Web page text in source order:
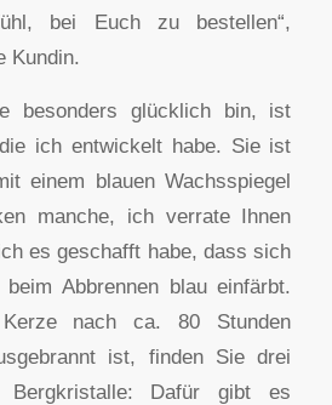
bei Euch zu bestellen“,
Kundin.
besonders glücklich bin, ist
ich entwickelt habe. Sie ist
einem blauen Wachsspiegel
manche, ich verrate Ihnen
es geschafft habe, dass sich
Abbrennen blau einfärbt.
nach ca. 80 Stunden
ist, finden Sie drei
Bergkristalle: Dafür gibt es